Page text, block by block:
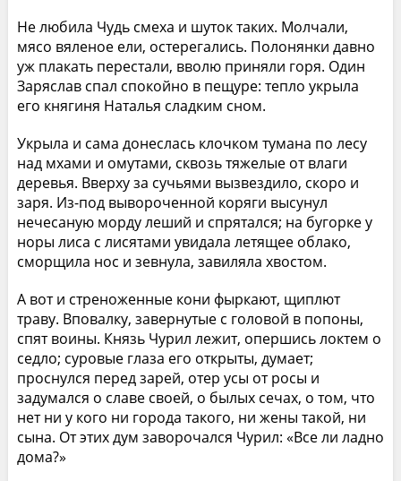
Не любила Чудь смеха и шуток таких. Молчали,
мясо вяленое ели, остерегались. Полонянки давно
уж плакать перестали, вволю приняли горя. Один
Заряслав спал спокойно в пещуре: тепло укрыла
его княгиня Наталья сладким сном.
Укрыла и сама донеслась клочком тумана по лесу
над мхами и омутами, сквозь тяжелые от влаги
деревья. Вверху за сучьями вызвездило, скоро и
заря. Из-под вывороченной коряги высунул
нечесаную морду леший и спрятался; на бугорке у
норы лиса с лисятами увидала летящее облако,
сморщила нос и зевнула, завиляла хвостом.
А вот и стреноженные кони фыркают, щиплют
траву. Вповалку, завернутые с головой в попоны,
спят воины. Князь Чурил лежит, опершись локтем о
седло; суровые глаза его открыты, думает;
проснулся перед зарей, отер усы от росы и
задумался о славе своей, о былых сечах, о том, что
нет ни у кого ни города такого, ни жены такой, ни
сына. От этих дум заворочался Чурил: «Все ли ладно
дома?»